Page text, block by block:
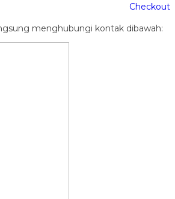
Checkout
menghubungi kontak dibawah: